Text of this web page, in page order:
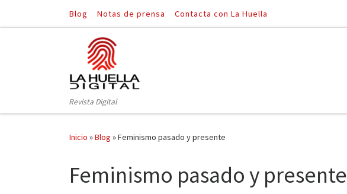
Saltar al contenido
Blog Notas de prensa Contacta con La Huella
Revista Digital
Inicio »Blog »Feminismo pasado y presente
Feminismo pasado y presente